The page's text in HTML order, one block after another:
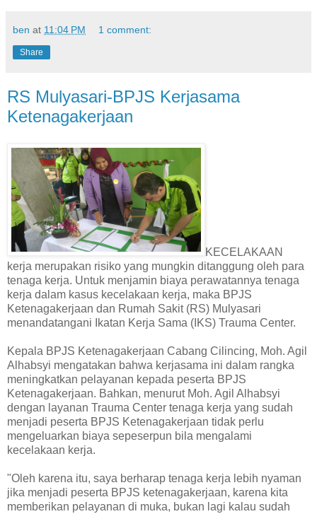
ben at 11:04 PM 1 comment:
Share
RS Mulyasari-BPJS Kerjasama
Ketenagakerjaan
KECELAKAAN
kerja merupakan risiko yang mungkin ditanggung oleh para
tenaga kerja. Untuk menjamin biaya perawatannya tenaga
kerja dalam kasus kecelakaan kerja, maka BPJS
Ketenagakerjaan dan Rumah Sakit (RS) Mulyasari
menandatangani Ikatan Kerja Sama (IKS) Trauma Center.
Kepala BPJS Ketenagakerjaan Cabang Cilincing, Moh. Agil
Alhabsyi mengatakan bahwa kerjasama ini dalam rangka
meningkatkan pelayanan kepada peserta BPJS
Ketenagakerjaan. Bahkan, menurut Moh. Agil Alhabsyi
dengan layanan Trauma Center tenaga kerja yang sudah
menjadi peserta BPJS Ketenagakerjaan tidak perlu
mengeluarkan biaya sepeserpun bila mengalami
kecelakaan kerja.
"Oleh karena itu, saya berharap tenaga kerja lebih nyaman
jika menjadi peserta BPJS ketenagakerjaan, karena kita
memberikan pelayanan di muka, bukan lagi kalau sudah